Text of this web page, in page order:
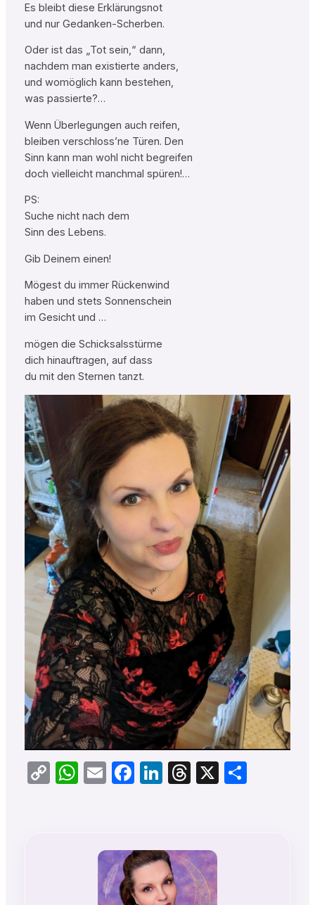
Es bleibt diese Erklärungsnot
und nur Gedanken-Scherben.
Oder ist das „Tot sein,“ dann,
nachdem man existierte anders,
und womöglich kann bestehen,
was passierte?…
Wenn Überlegungen auch reifen,
bleiben verschloss’ne Türen. Den
Sinn kann man wohl nicht begreifen
doch vielleicht manchmal spüren!…
PS:
Suche nicht nach dem
Sinn des Lebens.
Gib Deinem einen!
Mögest du immer Rückenwind
haben und stets Sonnenschein
im Gesicht und …
mögen die Schicksalsstürme
dich hinauftragen, auf dass
du mit den Sternen tanzt.
CopyWhatsApp
EmailFacebook
LinkedIn
Threads
X Teilen